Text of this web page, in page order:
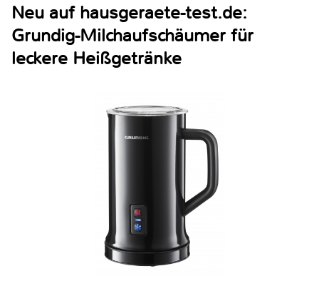
Neu auf hausgeraete-test.de:
Grundig-Milchaufschäumer für
leckere Heißgetränke